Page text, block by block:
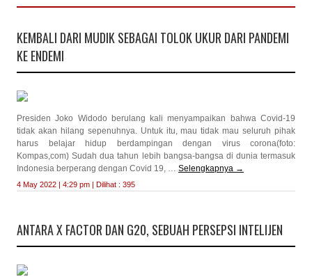
KEMBALI DARI MUDIK SEBAGAI TOLOK UKUR DARI PANDEMI
KE ENDEMI
Presiden Joko Widodo berulang kali menyampaikan bahwa Covid-19
tidak akan hilang sepenuhnya. Untuk itu, mau tidak mau seluruh pihak
harus belajar hidup berdampingan dengan virus corona(foto:
Kompas,com) Sudah dua tahun lebih bangsa-bangsa di dunia termasuk
Indonesia berperang dengan Covid 19, … Selengkapnya →
4 May 2022 | 4:29 pm | Dilihat : 395
ANTARA X FACTOR DAN G20, SEBUAH PERSEPSI INTELIJEN